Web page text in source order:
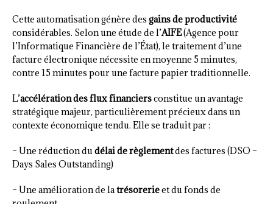
Cette automatisation génère des gains de productivité
considérables. Selon une étude de l’AIFE(Agence pour
l’Informatique Financière de l’État), le traitement d’une
facture électronique nécessite en moyenne 5 minutes,
contre 15 minutes pour une facture papier traditionnelle.
L’accélération des flux financiersconstitue un avantage
stratégique majeur, particulièrement précieux dans un
contexte économique tendu. Elle se traduit par :
– Une réduction dudélai de règlementdes factures (DSO –
Days Sales Outstanding)
– Une amélioration de latrésorerieet du fonds de